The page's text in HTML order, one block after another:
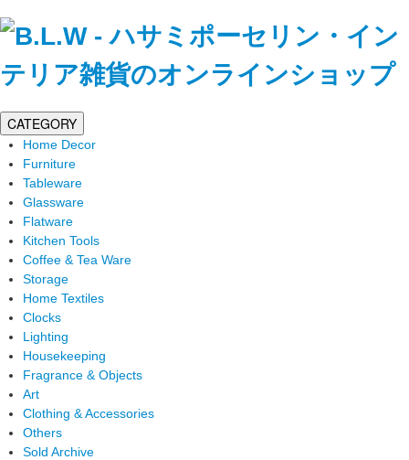
CATEGORY
Home Decor
Furniture
Tableware
Glassware
Flatware
Kitchen Tools
Coffee & Tea Ware
Storage
Home Textiles
Clocks
Lighting
Housekeeping
Fragrance & Objects
Art
Clothing & Accessories
Others
Sold Archive